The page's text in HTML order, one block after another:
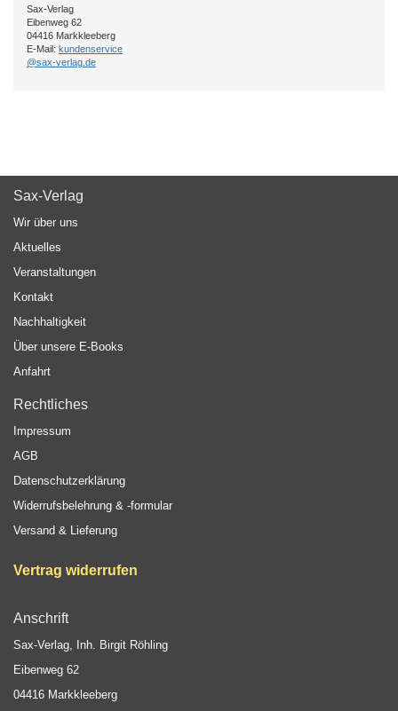
Sax-Verlag
Eibenweg 62
04416 Markkleeberg
E-Mail: kundenservice
@sax-verlag.de
Sax-Verlag
Wir über uns
Aktuelles
Veranstaltungen
Kontakt
Nachhaltigkeit
Über unsere E-Books
Anfahrt
Rechtliches
Impressum
AGB
Datenschutzerklärung
Widerrufsbelehrung & -formular
Versand & Lieferung
Vertrag widerrufen
Anschrift
Sax-Verlag, Inh. Birgit Röhling
Eibenweg 62
04416 Markkleeberg